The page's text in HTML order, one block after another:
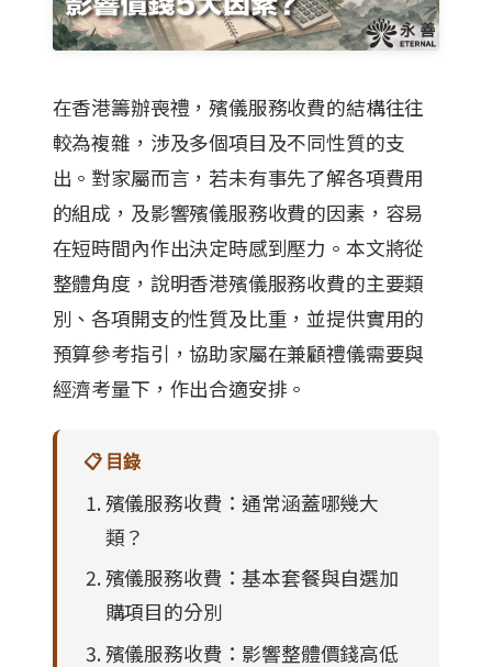
在香港籌辦喪禮，殯儀服務收費的結構往往
較為複雜，涉及多個項目及不同性質的支
出。對家屬而言，若未有事先了解各項費用
的組成，及影響殯儀服務收費的因素，容易
在短時間內作出決定時感到壓力。本文將從
整體角度，說明香港殯儀服務收費的主要類
別、各項開支的性質及比重，並提供實用的
預算參考指引，協助家屬在兼顧禮儀需要與
經濟考量下，作出合適安排。
📋 目錄
殯儀服務收費：通常涵蓋哪幾大
類？
殯儀服務收費：基本套餐與自選加
購項目的分別
殯儀服務收費：影響整體價錢高低